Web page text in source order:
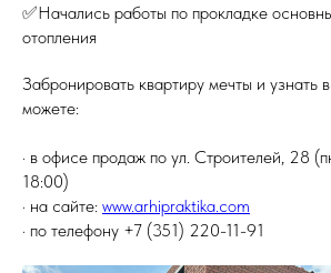
✅Начались работы по прокладке
отопления
Забронировать квартиру мечты и узнать
можете:
· в офисе продаж по ул. Строителей, 28
18:00)
· на сайте: www.arhipraktika.com
· по телефону +7 (351) 220-11-91